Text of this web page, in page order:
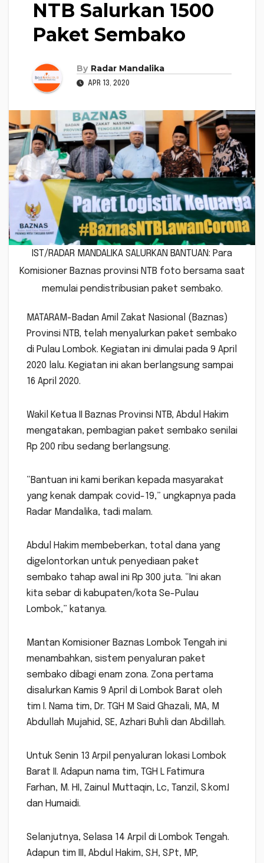
NTB Salurkan 1500
Paket Sembako
By Radar Mandalika
APR 13, 2020
IST/RADAR MANDALIKA SALURKAN BANTUAN: Para
Komisioner Baznas provinsi NTB foto bersama saat
memulai pendistribusian paket sembako.
MATARAM-Badan Amil Zakat Nasional (Baznas)
Provinsi NTB, telah menyalurkan paket sembako
di Pulau Lombok. Kegiatan ini dimulai pada 9 April
2020 lalu. Kegiatan ini akan berlangsung sampai
16 April 2020.
Wakil Ketua II Baznas Provinsi NTB, Abdul Hakim
mengatakan, pembagian paket sembako senilai
Rp 200 ribu sedang berlangsung.
“Bantuan ini kami berikan kepada masyarakat
yang kenak dampak covid-19,” ungkapnya pada
Radar Mandalika, tadi malam.
Abdul Hakim membeberkan, total dana yang
digelontorkan untuk penyediaan paket
sembako tahap awal ini Rp 300 juta. “Ini akan
kita sebar di kabupaten/kota Se-Pulau
Lombok,” katanya.
Mantan Komisioner Baznas Lombok Tengah ini
menambahkan, sistem penyaluran paket
sembako dibagi enam zona. Zona pertama
disalurkan Kamis 9 April di Lombok Barat oleh
tim I. Nama tim, Dr. TGH M Said Ghazali, MA, M
Abdullah Mujahid, SE, Azhari Buhli dan Abdillah.
Untuk Senin 13 Arpil penyaluran lokasi Lombok
Barat II. Adapun nama tim, TGH L Fatimura
Farhan, M. HI, Zainul Muttaqin, Lc, Tanzil, S.kom.I
dan Humaidi.
Selanjutnya, Selasa 14 Arpil di Lombok Tengah.
Adapun tim III, Abdul Hakim, S.H, S.Pt, MP,